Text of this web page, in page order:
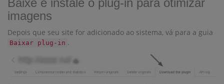
imagens
Depois que seu site for adicionado ao sistema, vá para a guia
Baixar plug-in .